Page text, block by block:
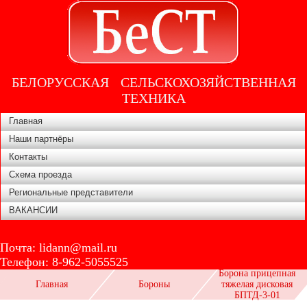
БЕЛОРУССКАЯ СЕЛЬСКОХОЗЯЙСТВЕННАЯ
ТЕХНИКА
Главная
Наши партнёры
Контакты
Схема проезда
Региональные представители
ВАКАНСИИ
Почта: lidann@mail.ru
Телефон: 8-962-5055525
Главная Бороны
Борона прицепная
тяжелая дисковая
БПТД-3-01